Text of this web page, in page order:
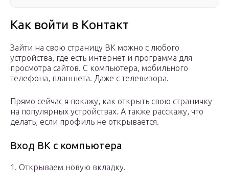
Как войти в Контакт
Зайти на свою страницу ВК можно с любого
устройства, где есть интернет и программа для
просмотра сайтов. С компьютера, мобильного
телефона, планшета. Даже с телевизора.
Прямо сейчас я покажу, как открыть свою страничку
на популярных устройствах. А также расскажу, что
делать, если профиль не открывается.
Вход ВК с компьютера
1. Открываем новую вкладку.